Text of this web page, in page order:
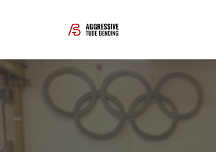
Skip